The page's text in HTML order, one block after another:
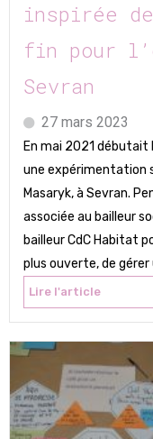
inspirée
fin pour
Sevran
27 mars 2023
En mai 2021 débutait
une expérimentation
Masaryk, à Sevran.
associée au bailleur
bailleur CdC Habitat
plus ouverte, de
Lire l'article